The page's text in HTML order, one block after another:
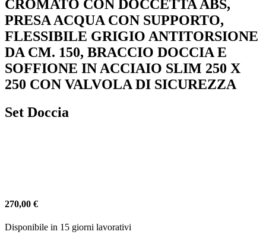
CROMATO CON DOCCETTA ABS,
PRESA ACQUA CON SUPPORTO,
FLESSIBILE GRIGIO ANTITORSIONE
DA CM. 150, BRACCIO DOCCIA E
SOFFIONE IN ACCIAIO SLIM 250 X
250 CON VALVOLA DI SICUREZZA
Set Doccia
270,00 €
Disponibile in 15 giorni lavorativi